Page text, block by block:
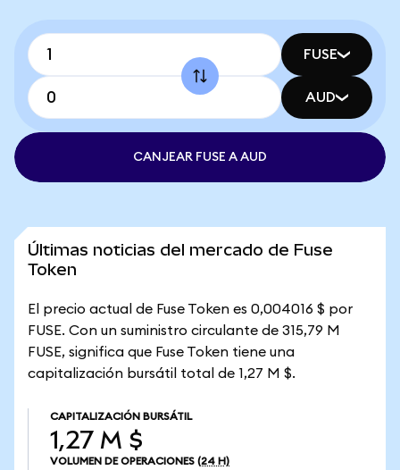
FUSE
AUD
CANJEAR FUSE A AUD
Últimas noticias del mercado de Fuse
Token
El precio actual de Fuse Token es 0,004016 $ por
FUSE. Con un suministro circulante de 315,79 M
FUSE, significa que Fuse Token tiene una
capitalización bursátil total de 1,27 M $.
CAPITALIZACIÓN BURSÁTIL
1,27 M $
VOLUMEN DE OPERACIONES (24 H)